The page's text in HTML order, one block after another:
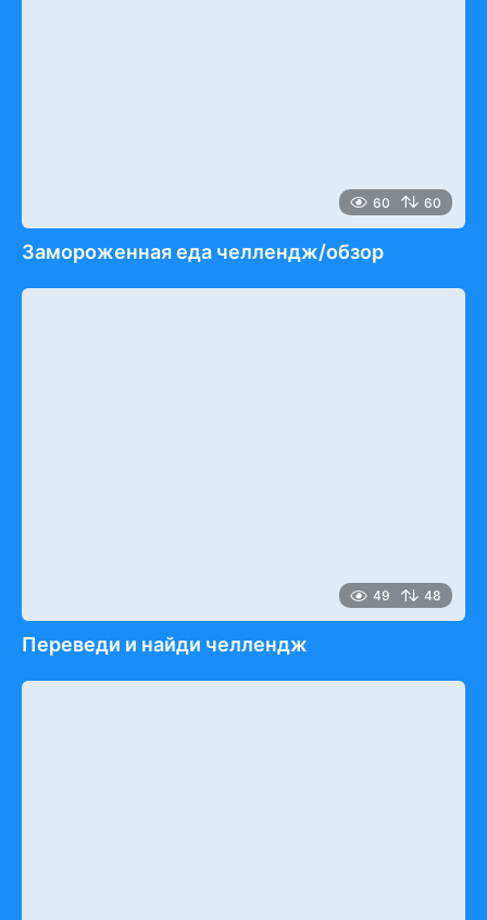
60 60
Замороженная еда челлендж/обзор
49 48
Переведи и найди челлендж